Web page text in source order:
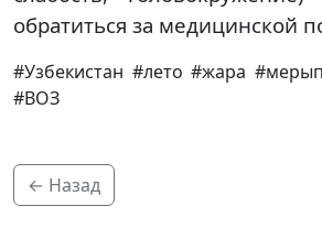
обратиться за медицинской
#Узбекистан #лето #жара
#ВОЗ
← Назад